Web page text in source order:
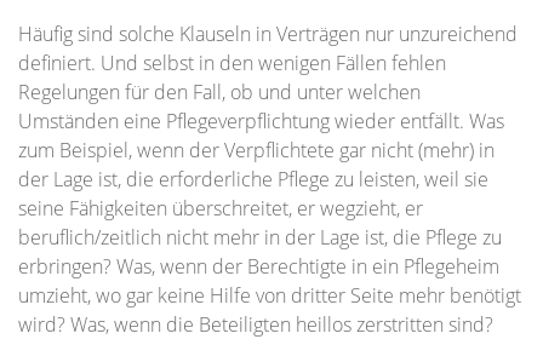
Häufig sind solche Klauseln in Verträgen nur unzureichend
definiert. Und selbst in den wenigen Fällen fehlen
Regelungen für den Fall, ob und unter welchen
Umständen eine Pflegeverpflichtung wieder entfällt. Was
zum Beispiel, wenn der Verpflichtete gar nicht (mehr) in
der Lage ist, die erforderliche Pflege zu leisten, weil sie
seine Fähigkeiten überschreitet, er wegzieht, er
beruflich/zeitlich nicht mehr in der Lage ist, die Pflege zu
erbringen? Was, wenn der Berechtigte in ein Pflegeheim
umzieht, wo gar keine Hilfe von dritter Seite mehr benötigt
wird? Was, wenn die Beteiligten heillos zerstritten sind?